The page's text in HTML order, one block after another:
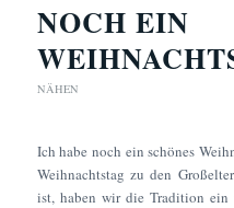
NOCH EIN
NÄHEN
Ich habe noch ein schönes
Weihnachtstag zu den
ist, haben wir die Tradition ein